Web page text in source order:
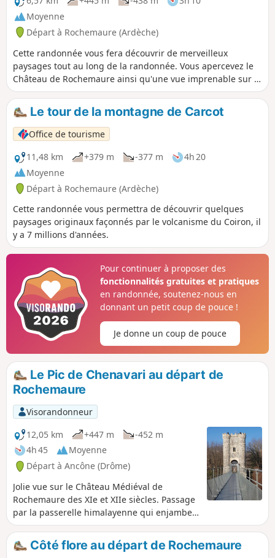
Moyenne
Départ à Rochemaure (Ardèche)
Cette randonnée vous fera découvrir de merveilleux
paysages tout au long de la randonnée. Vous apercevez le
Château de Rochemaure ainsi qu'une vue imprenable sur la
vallée du Rhône.
Le tour de la montagne de Carcot
Office de tourisme
11,48 km
+379 m -377 m
4h 20
Moyenne
Départ à Rochemaure (Ardèche)
Cette randonnée vous permettra de découvrir quelques
paysages originaux façonnés par le volcanisme du Coiron, il
y a 7 millions d'années.
Pour continuer à proposer des
fonctionnalités gratuites et pratiques
en randonnée, soutenez-nous en
donnant un petit coup de pouce !
Je donne un coup de pouce
Le Pic de Chenavari au départ de
Rochemaure
Visorandonneur
12,05 km
+447 m
-452 m
4h 45
Moyenne
Départ à Ancône (Drôme)
Jolie vue sur le Château Médiéval de
Rochemaure des XIe et XIIe siècles. Passage
par la passerelle himalayenne qui enjambe
le Rhône. Très belle vue à 360° au Pic de
Chenavari, sur les montagnes du Vercors
ainsi que sur la vallée du Rhône et le
Côté flore au départ de Rochemaure